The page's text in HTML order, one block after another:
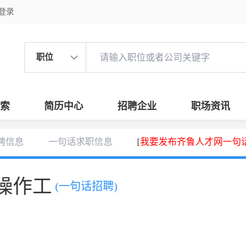
录
职位
简历中心 招聘企业 职场资讯
信息 一句话求职信息 [我要发布齐鲁人才网一句
作工 (一句话招聘)